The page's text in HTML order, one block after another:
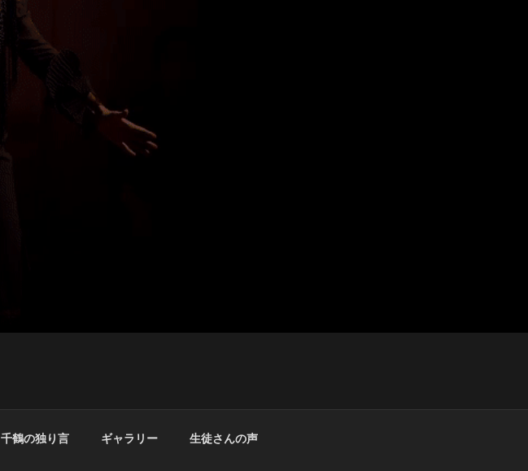
千鶴の独り言 ギャラリー 生徒さんの声